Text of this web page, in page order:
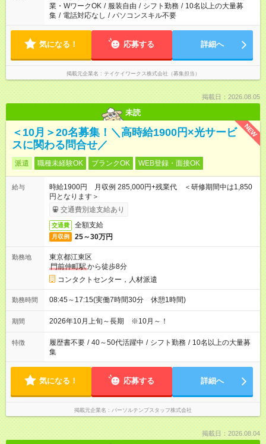
業・WワークOK / 服装自由 / シフト勤務 / 10名以上の大量募
集 / 電話対応なし / パソコンスキル不要
気になる！ 応募する 詳細へ
掲載元企業名 テイケイワークス株式会社（募集担当）
掲載日：2026.08.05
未読
NEW
＜10月＞20名募集！＼高時給1900円×光サービ
スに関わる問合せ／
派遣 職種未経験OK ブランクOK WEB登録・面接OK
給与
時給1900円 月収例 285,000円+残業代 ＜研修期間中は1,850
円となります＞
交通費別途支給あり
交通費 全額支給
月収例 25～30万円
勤務地
東京都江東区
門前仲町駅から徒歩8分
コンタクトセンター，人材派遣
勤務時間 08:45～17:15(実働7時間30分 休憩1時間)
期間 2026年10月上旬～長期 ※10月～！
特徴 履歴書不要 / 40～50代活躍中 / シフト勤務 / 10名以上の大量募
集
気になる！ 応募する 詳細へ
掲載元企業名 パーソルテンプスタッフ株式会社
掲載日：2026.08.04